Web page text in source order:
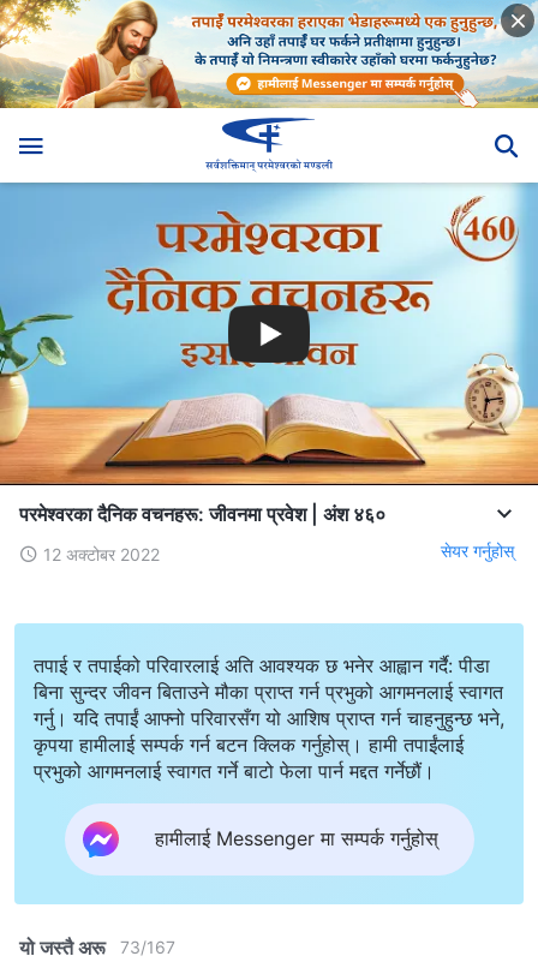
परमेश्‍वरका दैनिक वचनहरू: जीवनमा प्रवेश | अंश ४६०
12 अक्टोबर 2022 सेयर गर्नुहोस्
तपाई र तपाईको परिवारलाई अति आवश्यक छ भनेर आह्वान गर्दै: पीडा
बिना सुन्दर जीवन बिताउने मौका प्राप्त गर्न प्रभुको आगमनलाई स्वागत
गर्नु। यदि तपाईं आफ्नो परिवारसँग यो आशिष प्राप्त गर्न चाहनुहुन्छ भने,
कृपया हामीलाई सम्पर्क गर्न बटन क्लिक गर्नुहोस्। हामी तपाईंलाई
प्रभुको आगमनलाई स्वागत गर्ने बाटो फेला पार्न मद्दत गर्नेछौं।
हामीलाई Messenger मा सम्पर्क गर्नुहोस्
यो जस्तै अरू 73/167